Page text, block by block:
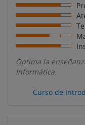
Óptima la
Informática.
Curso de